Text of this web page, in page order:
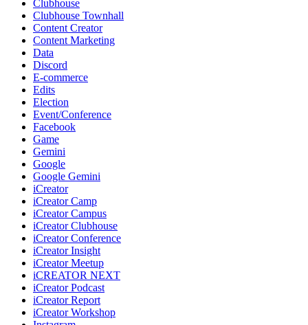
Clubhouse
Clubhouse Townhall
Content Creator
Content Marketing
Data
Discord
E-commerce
Edits
Election
Event/Conference
Facebook
Game
Gemini
Google
Google Gemini
iCreator
iCreator Camp
iCreator Campus
iCreator Clubhouse
iCreator Conference
iCreator Insight
iCreator Meetup
iCREATOR NEXT
iCreator Podcast
iCreator Report
iCreator Workshop